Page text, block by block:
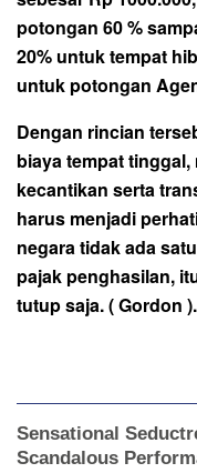
potongan 60 %
20% untuk tempat
untuk potongan
Dengan rincian
biaya tempat
kecantikan serta
harus menjadi
negara tidak ada
pajak penghasilan,
tutup saja. ( Gordon ).